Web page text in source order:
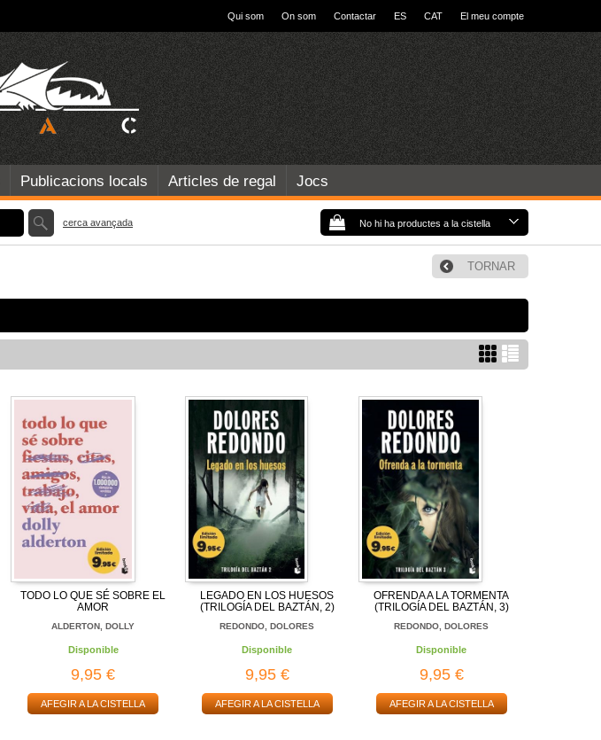
Qui som On som Contactar ES CAT El meu compte
Publicacions locals Articles de regal Jocs
No hi ha productes a la cistella
cerca avançada
TORNAR
TODO LO QUE SÉ SOBRE EL
AMOR
ALDERTON, DOLLY
Disponible
9,95 €
AFEGIR A LA CISTELLA
LEGADO EN LOS HUESOS
(TRILOGÍA DEL BAZTÁN, 2)
REDONDO, DOLORES
Disponible
9,95 €
AFEGIR A LA CISTELLA
OFRENDA A LA TORMENTA
(TRILOGÍA DEL BAZTÁN, 3)
REDONDO, DOLORES
Disponible
9,95 €
AFEGIR A LA CISTELLA